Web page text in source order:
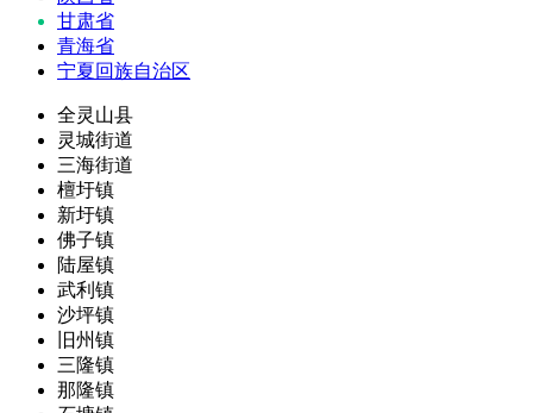
甘肃省
青海省
宁夏回族自治区
全灵山县
灵城街道
三海街道
檀圩镇
新圩镇
佛子镇
陆屋镇
武利镇
沙坪镇
旧州镇
三隆镇
那隆镇